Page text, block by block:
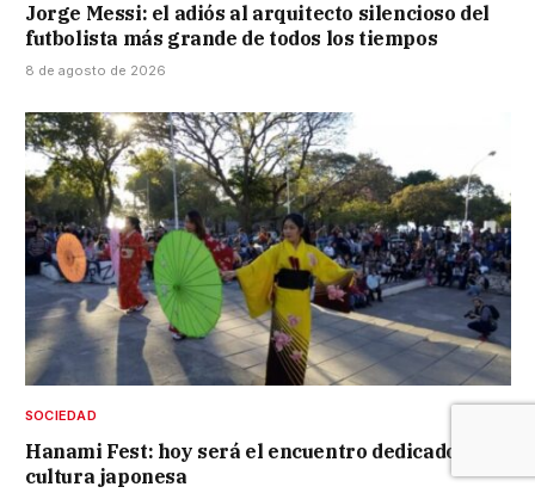
Jorge Messi: el adiós al arquitecto silencioso del
futbolista más grande de todos los tiempos
8 de agosto de 2026
SOCIEDAD
Hanami Fest: hoy será el encuentro dedicado a la
cultura japonesa